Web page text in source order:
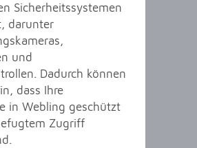
Sicherheitssystemen
darunter
und
Dadurch können
dass Ihre
in Webling geschützt
Zugriff